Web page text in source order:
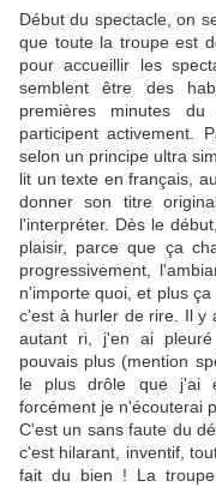
Début du spectacle, on
que toute la troupe est
pour accueillir les
semblent être des
premières minutes
participent activement.
selon un principe ultra
lit un texte en français,
donner son titre
l'interpréter. Dès le
plaisir, parce que ça
progressivement,
n'importe quoi, et plus
c'est à hurler de rire. Il y
autant ri, j'en ai
pouvais plus (mention
le plus drôle que j'ai
forcément je n'écouterai
C'est un sans faute du
c'est hilarant, inventif,
fait du bien ! La